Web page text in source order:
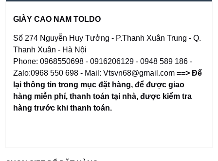
GIÀY CAO NAM TOLDO
Số 274 Nguyễn Huy Tưởng - P.Thanh Xuân Trung - Q.
Thanh Xuân - Hà Nội
Phone: 0968550698 - 0916206129 - 0948 589 186 -
Zalo:0968 550 698 - Mail: Vtsvn68@gmail.com==> Để
lại thông tin trong mục đặt hàng,để được giao
hàng miễn phí, thanh toán tại nhà, được kiểm tra
hàng trước khi thanh toán.